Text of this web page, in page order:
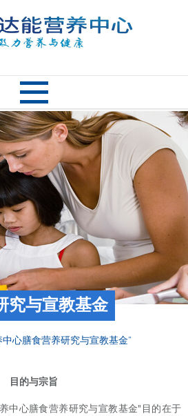
究与宣教基金
心膳食营养研究与宣教基金”
目的与宗旨
中心膳食营养研究与宣教基金"目的在于